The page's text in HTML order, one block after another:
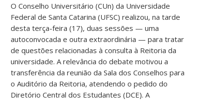
O Conselho Universitário (CUn) da Universidade
Federal de Santa Catarina (UFSC) realizou, na tarde
desta terça-feira (17), duas sessões — uma
autoconvocada e outra extraordinária — para tratar
de questões relacionadas à consulta à Reitoria da
universidade. A relevância do debate motivou a
transferência da reunião da Sala dos Conselhos para
o Auditório da Reitoria, atendendo o pedido do
Diretório Central dos Estudantes (DCE). A